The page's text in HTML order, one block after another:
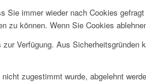
immer wieder nach Cookies
können. Wenn Sie Cookies
Verfügung. Aus
zugestimmt wurde, abgelehnt